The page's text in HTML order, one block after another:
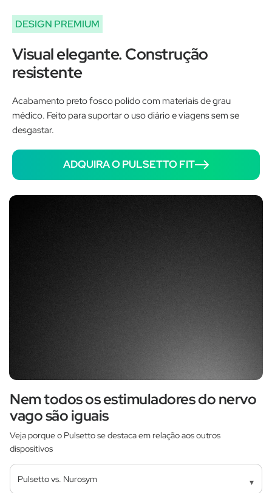
DESIGN PREMIUM
Visual elegante. Construção
resistente
Acabamento preto fosco polido com materiais de grau
médico. Feito para suportar o uso diário e viagens sem se
desgastar.
ADQUIRA O PULSETTO FIT
Nem todos os estimuladores do nervo
vago são iguais
Veja porque o Pulsetto se destaca em relação aos outros
dispositivos
▾